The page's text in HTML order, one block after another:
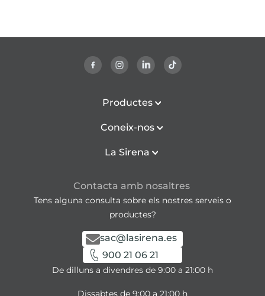
Productes
Coneix-nos
La Sirena
Contacta amb nosaltres
Tens alguna consulta sobre els nostres serveis o
productes?
sac@lasirena.es
900 21 06 21
De dilluns a divendres de 9:00 a 21:00 h
Dissabtes de 9:00 a 21:00 h